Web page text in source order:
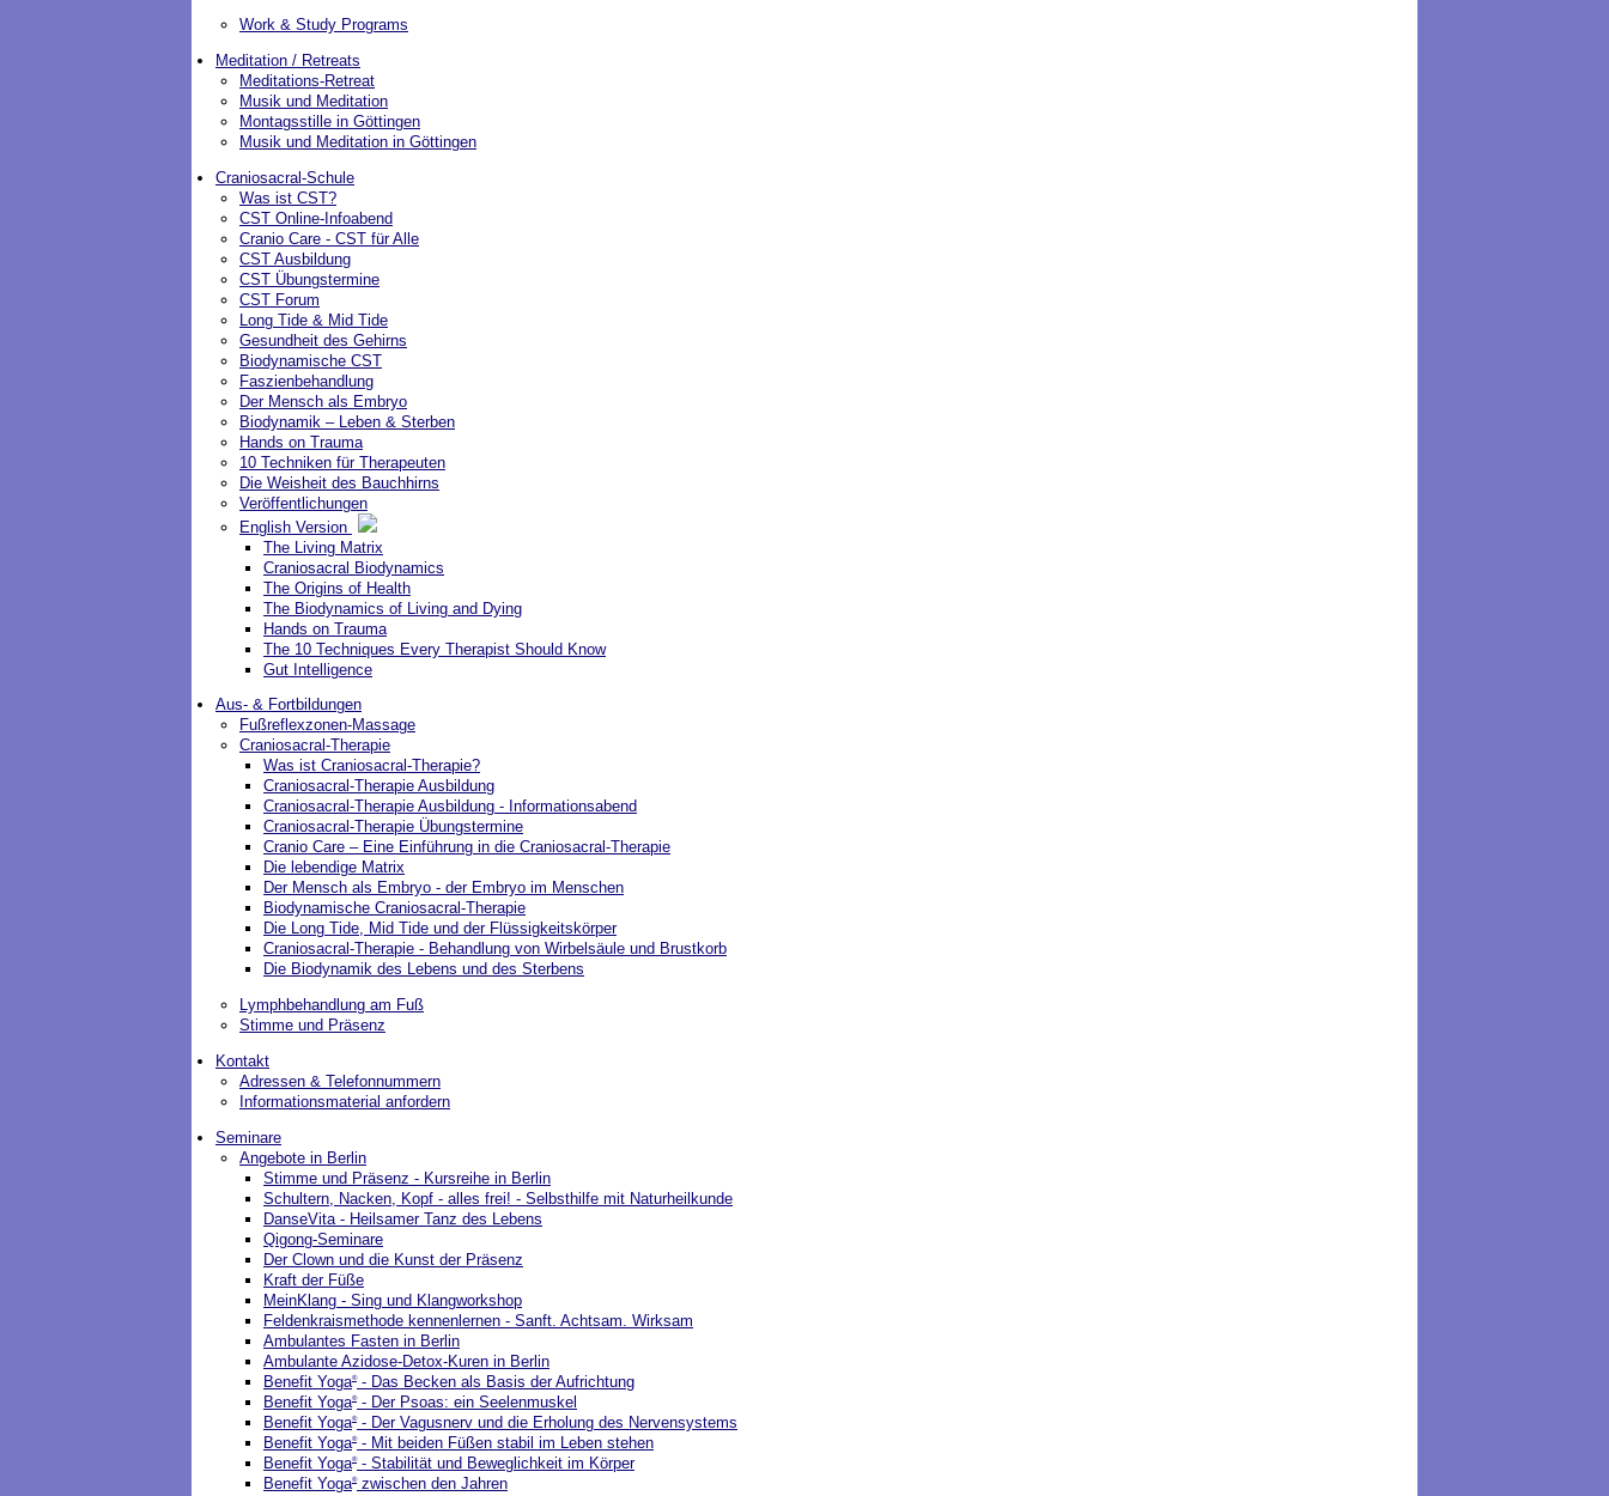
Work & Study Programs
Meditation / Retreats
Meditations-Retreat
Musik und Meditation
Montagsstille in Göttingen
Musik und Meditation in Göttingen
Craniosacral-Schule
Was ist CST?
CST Online-Infoabend
Cranio Care - CST für Alle
CST Ausbildung
CST Übungstermine
CST Forum
Long Tide & Mid Tide
Gesundheit des Gehirns
Biodynamische CST
Faszienbehandlung
Der Mensch als Embryo
Biodynamik – Leben & Sterben
Hands on Trauma
10 Techniken für Therapeuten
Die Weisheit des Bauchhirns
Veröffentlichungen
English Version
The Living Matrix
Craniosacral Biodynamics
The Origins of Health
The Biodynamics of Living and Dying
Hands on Trauma
The 10 Techniques Every Therapist Should Know
Gut Intelligence
Aus- & Fortbildungen
Fußreflexzonen-Massage
Craniosacral-Therapie
Was ist Craniosacral-Therapie?
Craniosacral-Therapie Ausbildung
Craniosacral-Therapie Ausbildung - Informationsabend
Craniosacral-Therapie Übungstermine
Cranio Care – Eine Einführung in die Craniosacral-Therapie
Die lebendige Matrix
Der Mensch als Embryo - der Embryo im Menschen
Biodynamische Craniosacral-Therapie
Die Long Tide, Mid Tide und der Flüssigkeitskörper
Craniosacral-Therapie - Behandlung von Wirbelsäule und Brustkorb
Die Biodynamik des Lebens und des Sterbens
Lymphbehandlung am Fuß
Stimme und Präsenz
Kontakt
Adressen & Telefonnummern
Informationsmaterial anfordern
Seminare
Angebote in Berlin
Stimme und Präsenz - Kursreihe in Berlin
Schultern, Nacken, Kopf - alles frei! - Selbsthilfe mit Naturheilkunde
DanseVita - Heilsamer Tanz des Lebens
Qigong-Seminare
Der Clown und die Kunst der Präsenz
Kraft der Füße
MeinKlang - Sing und Klangworkshop
Feldenkraismethode kennenlernen - Sanft. Achtsam. Wirksam
Ambulantes Fasten in Berlin
Ambulante Azidose-Detox-Kuren in Berlin
Benefit Yoga®- Das Becken als Basis der Aufrichtung
Benefit Yoga®- Der Psoas: ein Seelenmuskel
Benefit Yoga®- Der Vagusnerv und die Erholung des Nervensystems
Benefit Yoga®- Mit beiden Füßen stabil im Leben stehen
Benefit Yoga®- Stabilität und Beweglichkeit im Körper
Benefit Yoga®zwischen den Jahren